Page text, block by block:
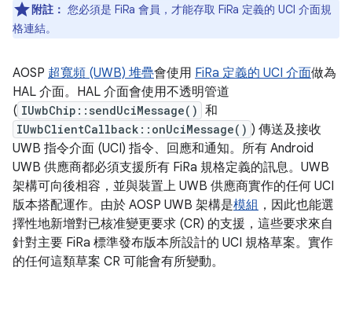
附註： 您必須是 FiRa 會員，才能存取 FiRa 定義的 UCI 介面規
格連結。
AOSP 超寬頻 (UWB) 堆疊會使用 FiRa 定義的 UCI 介面做為
HAL 介面。HAL 介面會使用不透明管道
( IUwbChip::sendUciMessage() 和
IUwbClientCallback::onUciMessage() ) 傳送及接收
UWB 指令介面 (UCI) 指令、回應和通知。所有 Android
UWB 供應商都必須支援所有 FiRa 規格定義的訊息。UWB
架構可向後相容，並與裝置上 UWB 供應商實作的任何 UCI
版本搭配運作。由於 AOSP UWB 架構是模組 ，因此也能選
擇性地新增對已核准變更要求 (CR) 的支援，這些要求來自
針對主要 FiRa 標準發布版本所設計的 UCI 規格草案。實作
的任何這類草案 CR 可能會有所變動。